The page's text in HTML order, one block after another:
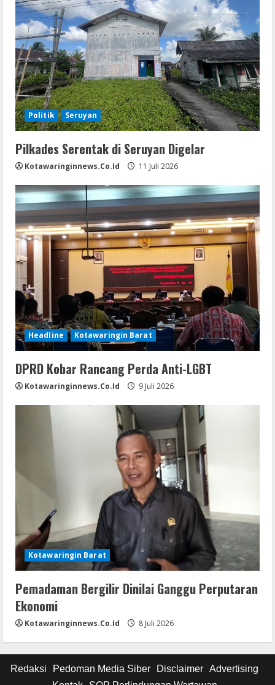
Politik Seruyan
Pilkades Serentak di Seruyan Digelar
Kotawaringinnews.co.id 11 Juli 2026
Headline Kotawaringin Barat
DPRD Kobar Rancang Perda Anti-LGBT
Kotawaringinnews.co.id 9 Juli 2026
Kotawaringin Barat
Pemadaman Bergilir Dinilai Ganggu Perputaran
Ekonomi
Kotawaringinnews.co.id 8 Juli 2026
Redaksi Pedoman Media Siber Disclaimer Advertising